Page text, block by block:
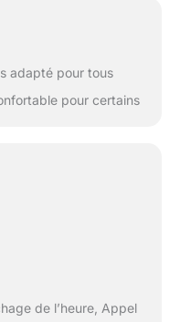
montre homme
de plus de
d'exercice et
la course à pied,
adapté pour tous
pour certains
de l’heure, Appel